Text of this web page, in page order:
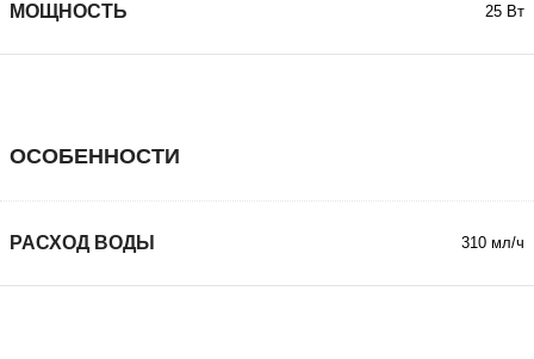
МОЩНОСТЬ 25 Вт
ОСОБЕННОСТИ
РАСХОД ВОДЫ 310 мл/ч